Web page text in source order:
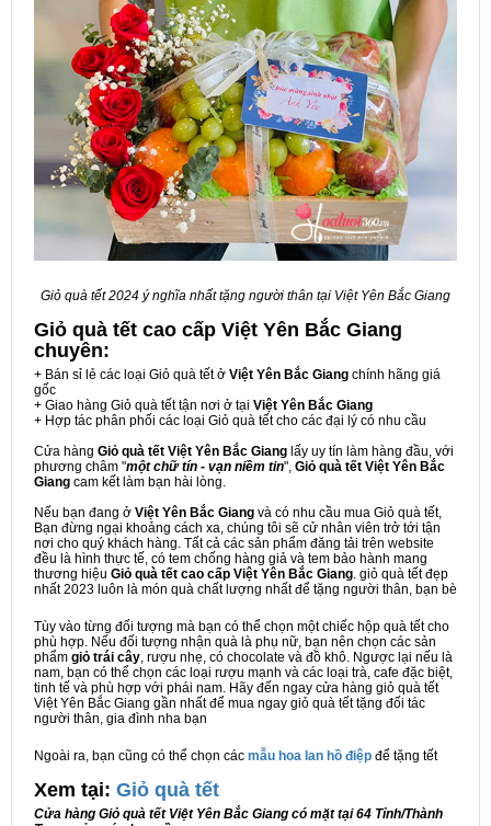
Giỏ quà tết 2024 ý nghĩa nhất tặng người thân tại Việt Yên Bắc Giang
Giỏ quà tết cao cấp Việt Yên Bắc Giang
chuyên:
+ Bán sỉ lẻ các loại Giỏ quà tết ở Việt Yên Bắc Giang chính hãng giá
gốc
+ Giao hàng Giỏ quà tết tận nơi ở tại Việt Yên Bắc Giang
+ Hợp tác phân phối các loại Giỏ quà tết cho các đại lý có nhu cầu
Cửa hàng Giỏ quà tết Việt Yên Bắc Giang lấy uy tín làm hàng đầu, với
phương châm "một chữ tín - vạn niềm tin", Giỏ quà tết Việt Yên Bắc
Giang cam kết làm bạn hài lòng.
Nếu bạn đang ở Việt Yên Bắc Giang và có nhu cầu mua Giỏ quà tết,
Bạn đừng ngại khoảng cách xa, chúng tôi sẽ cử nhân viên trở tới tận
nơi cho quý khách hàng. Tất cả các sản phẩm đăng tải trên website
đều là hình thực tế, có tem chống hàng giả và tem bảo hành mang
thương hiệu Giỏ quà tết cao cấp Việt Yên Bắc Giang. giỏ quà tết đẹp
nhất 2023 luôn là món quà chất lượng nhất để tặng người thân, bạn bè
Tùy vào từng đối tượng mà bạn có thể chọn một chiếc hộp quà tết cho
phù hợp. Nếu đối tượng nhận quà là phụ nữ, bạn nên chọn các sản
phẩm giỏ trái cây, rượu nhẹ, có chocolate và đồ khô. Ngược lại nếu là
nam, bạn có thể chọn các loại rượu mạnh và các loại trà, cafe đặc biệt,
tinh tế và phù hợp với phái nam. Hãy đến ngay cửa hàng giỏ quà tết
Việt Yên Bắc Giang gần nhất để mua ngay giỏ quà tết tặng đối tác
người thân, gia đình nha bạn
Ngoài ra, bạn cũng có thể chọn các mẫu hoa lan hồ điệp để tặng tết
Xem tại: Giỏ quà tết
Cửa hàng Giỏ quà tết Việt Yên Bắc Giang có mặt tại 64 Tỉnh/Thành